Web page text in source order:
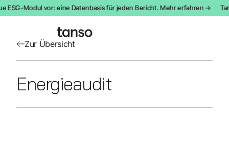
Zur Übersicht
Energieaudit
ESG-Modul vor: eine Datenbasis für jeden Bericht. Mehr erfahren →